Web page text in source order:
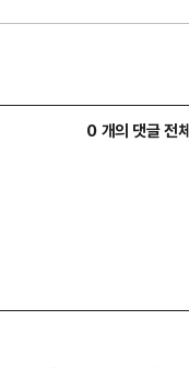
0 개의 댓글 전